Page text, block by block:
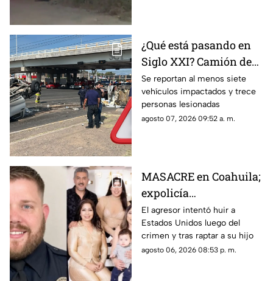
¿Qué está pasando en
Siglo XXI? Camión de
carga se queda sin
frenos y provoca
choque múltiple; NO
hay paso
Se reportan al menos siete
vehículos impactados y trece
personas lesionadas
agosto 07, 2026 09:52 a. m.
MASACRE en Coahuila;
expolicía
estadounidense atacó a
la familia de su
expareja mexicana
luego de que le
El agresor intentó huir a
Estados Unidos luego del
crimen y tras raptar a su hijo
agosto 06, 2026 08:53 p. m.